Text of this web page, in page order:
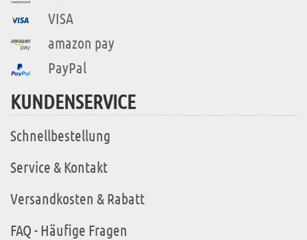
VISA
amazon pay
PayPal
KUNDENSERVICE
Schnellbestellung
Service & Kontakt
Versandkosten & Rabatt
FAQ - Häufige Fragen